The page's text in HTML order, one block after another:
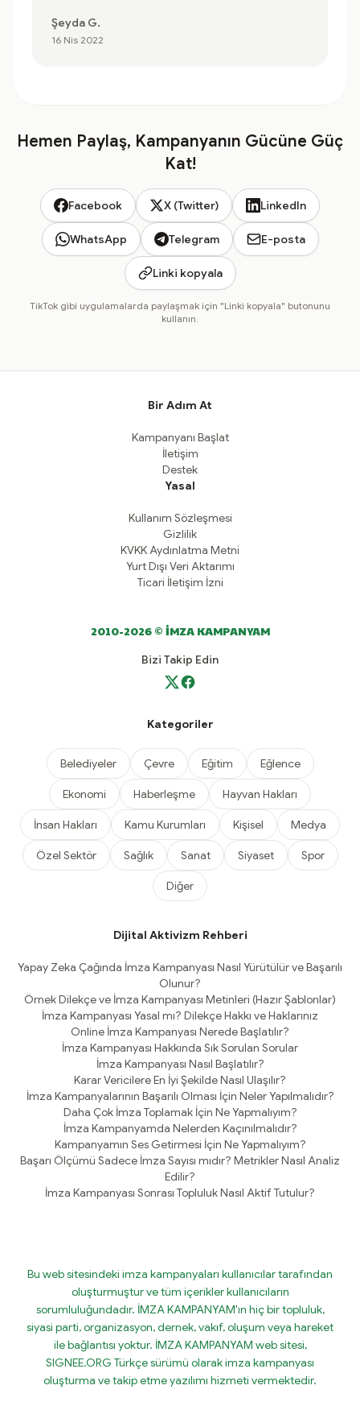
Şeyda G.
16 Nis 2022
Hemen Paylaş, Kampanyanın Gücüne Güç
Kat!
Facebook X (Twitter) LinkedIn
WhatsApp Telegram E-posta
Linki kopyala
TikTok gibi uygulamalarda paylaşmak için "Linki kopyala" butonunu
kullanın.
Bir Adım At
Kampanyanı Başlat
İletişim
Destek
Yasal
Kullanım Sözleşmesi
Gizlilik
KVKK Aydınlatma Metni
Yurt Dışı Veri Aktarımı
Ticari İletişim İzni
2010-2026 © İMZA KAMPANYAM
Bizi Takip Edin
Kategoriler
Belediyeler Çevre Eğitim Eğlence
Ekonomi Haberleşme Hayvan Hakları
İnsan Hakları Kamu Kurumları Kişisel Medya
Özel Sektör Sağlık Sanat Siyaset Spor
Diğer
Dijital Aktivizm Rehberi
Yapay Zeka Çağında İmza Kampanyası Nasıl Yürütülür ve Başarılı
Olunur?
Örnek Dilekçe ve İmza Kampanyası Metinleri (Hazır Şablonlar)
İmza Kampanyası Yasal mı? Dilekçe Hakkı ve Haklarınız
Online İmza Kampanyası Nerede Başlatılır?
İmza Kampanyası Hakkında Sık Sorulan Sorular
İmza Kampanyası Nasıl Başlatılır?
Karar Vericilere En İyi Şekilde Nasıl Ulaşılır?
İmza Kampanyalarının Başarılı Olması İçin Neler Yapılmalıdır?
Daha Çok İmza Toplamak İçin Ne Yapmalıyım?
İmza Kampanyamda Nelerden Kaçınılmalıdır?
Kampanyamın Ses Getirmesi İçin Ne Yapmalıyım?
Başarı Ölçümü Sadece İmza Sayısı mıdır? Metrikler Nasıl Analiz
Edilir?
İmza Kampanyası Sonrası Topluluk Nasıl Aktif Tutulur?
Bu web sitesindeki imza kampanyaları kullanıcılar tarafından
oluşturmuştur ve tüm içerikler kullanıcıların
sorumluluğundadır. İMZA KAMPANYAM'ın hiç bir topluluk,
siyasi parti, organizasyon, dernek, vakıf, oluşum veya hareket
ile bağlantısı yoktur. İMZA KAMPANYAM web sitesi,
SIGNEE.ORG Türkçe sürümü olarak imza kampanyası
oluşturma ve takip etme yazılımı hizmeti vermektedir.